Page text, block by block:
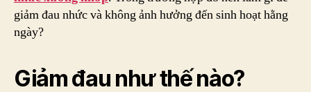
giảm đau nhức và không ảnh hưởng đến sinh hoạt hằng
ngày?
Giảm đau như thế nào?